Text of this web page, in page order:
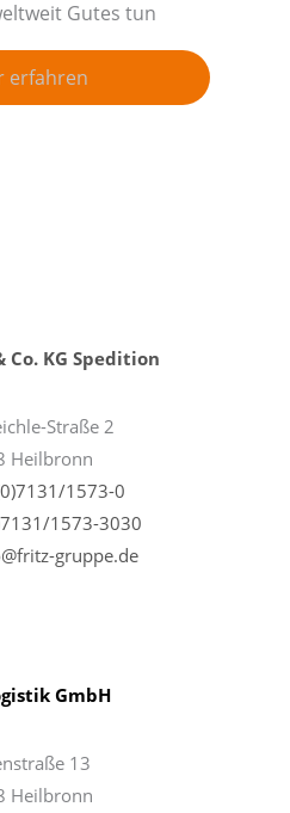
Gutes tun
erfahren
Co. KG Spedition
Straße 2
Heilbronn
1573-0
1573-3030
gruppe.de
GmbH
13
Heilbronn